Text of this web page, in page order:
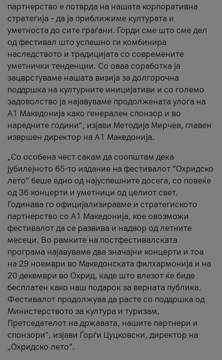
партнерство е потврда на нашата корпоративна
стратегија – да ја приближиме културата и
уметноста до сите граѓани. Горди сме што сме дел
од фестивал што успешно ги комбинира
наследството и традицијата со современите
уметнички тенденции. Со оваа соработка ја
зацврстуваме нашата визија за долгорочна
поддршка на културните иницијативи и со големо
задоволство ја најавуваме продолжената улога на
A1 Македонија како генерален спонзор и во
наредните години“, изјави Методија Мирчев, главен
извршен директор на A1 Македонија.
„Со особена чест сакам да соопштам дека
јубилејното 65-то издание на фестивалот “Охридско
лето” беше едно од најуспешните досега, со повеќе
од 36 концерти и уметници од целиот свет.
Годинава го официјализиравме и стратегиското
партнерство со А1 Македонија, кое овозможи
фестивалот да се развива и надвор од летните
месеци. Во рамките на постфестивалската
програма најавуваме два значајни концерти и тоа
на 29 ноември во Македонската филхармонија и на
20 декември во Охрид, каде што влезот ќе биде
бесплатен како наш подарок за верната публика.
Фестивалот продолжува да расте со поддршка од
Министерството за култура и туризам,
Претседателот на државата, нашите партнери и
спонзори“, изјави Ѓорѓи Цуцковски, директор на
„Охридско лето“.